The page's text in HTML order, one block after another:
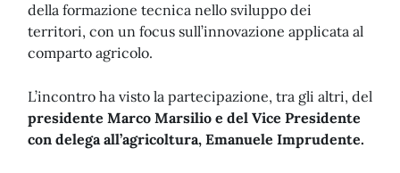
della formazione tecnica nello sviluppo dei
territori, con un focus sull’innovazione applicata al
comparto agricolo.
L’incontro ha visto la partecipazione, tra gli altri, del
presidente Marco Marsilio e del Vice Presidente
con delega all’agricoltura, Emanuele Imprudente.